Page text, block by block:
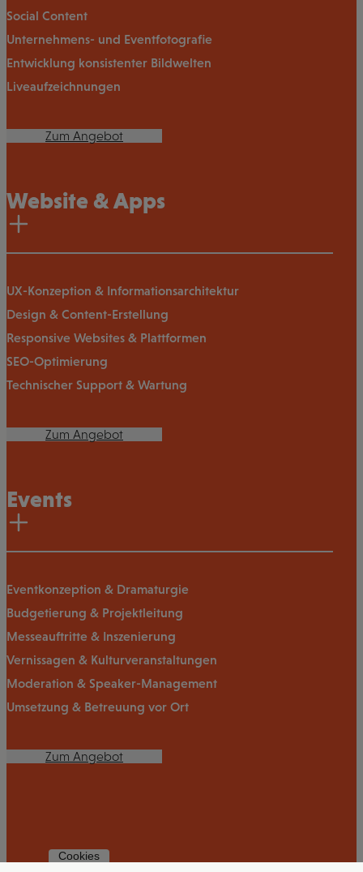
Social Content
Unternehmens- und Eventfotografie
Entwicklung konsistenter Bildwelten
Liveaufzeichnungen
Zum Angebot
Website & Apps
UX-Konzeption & Informationsarchitektur
Design & Content-Erstellung
Responsive Websites & Plattformen
SEO-Optimierung
Technischer Support & Wartung
Zum Angebot
Events
Eventkonzeption & Dramaturgie
Budgetierung & Projektleitung
Messeauftritte & Inszenierung
Vernissagen & Kulturveranstaltungen
Moderation & Speaker-Management
Umsetzung & Betreuung vor Ort
Zum Angebot
Cookies